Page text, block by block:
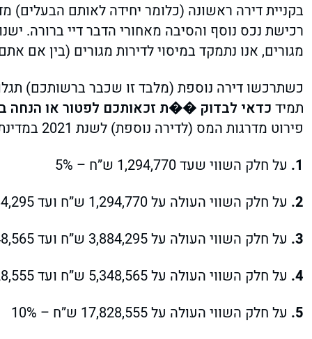
בקניית דירה ראשונה (כלומר יחידה לאותם הבעלים)
רכישת נכס נוסף והסיבה מאחורי הדבר דיי ברורה.
מגורים, אנו נתמקד במיסוי לדירות מגורים (בין אם
תמיד כדאי לבדוק ��ת זכאותכם לפטור או הנחה
פירוט מדרגות המס (לדירה נוספת) לשנת 2021 במדינת ישראל (מתוך
על חלק השווי שעד 1,294,770 ש”ח – 5%
על חלק השווי העולה על 1,294,770 ש”ח ועד 3,884,295 ש”ח – 6%
על חלק השווי העולה על 3,884,295 ש”ח ועד 5,348,565 ש”ח – 7%
על חלק השווי העולה על 5,348,565 ש”ח ועד 17,828,555 ש”ח – 8%
על חלק השווי העולה על 17,828,555 ש”ח – 10%